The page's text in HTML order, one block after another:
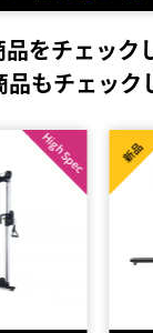
をチェック
もチェック
High Spec 新品